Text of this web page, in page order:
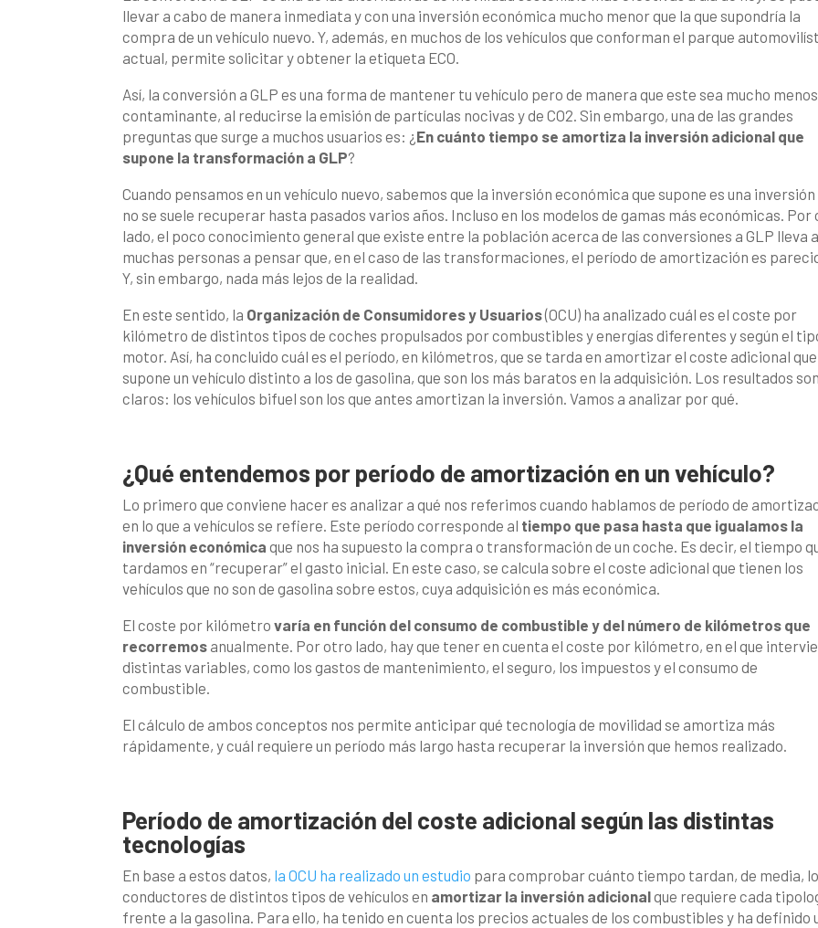
llevar a cabo de manera inmediata y con una inversión económica mucho menor que la que supondría la
compra de un vehículo nuevo. Y, además, en muchos de los vehículos que conforman el parque
actual, permite solicitar y obtener la etiqueta ECO.
Así, la conversión a GLP es una forma de mantener tu vehículo pero de manera que este sea mucho menos
contaminante, al reducirse la emisión de partículas nocivas y de CO2. Sin embargo, una de las grandes
preguntas que surge a muchos usuarios es: ¿ En cuánto tiempo se amortiza la inversión adicional que
supone la transformación a GLP?
Cuando pensamos en un vehículo nuevo, sabemos que la inversión económica que supone es una inversión
no se suele recuperar hasta pasados varios años. Incluso en los modelos de gamas más económicas. Por
lado, el poco conocimiento general que existe entre la población acerca de las conversiones a GLP lleva a
muchas personas a pensar que, en el caso de las transformaciones, el período de amortización es
Y, sin embargo, nada más lejos de la realidad.
En este sentido, la Organización de Consumidores y Usuarios(OCU) ha analizado cuál es el coste por
kilómetro de distintos tipos de coches propulsados por combustibles y energías diferentes y según el
motor. Así, ha concluido cuál es el período, en kilómetros, que se tarda en amortizar el coste adicional que
supone un vehículo distinto a los de gasolina, que son los más baratos en la adquisición. Los resultados son
claros: los vehículos bifuel son los que antes amortizan la inversión. Vamos a analizar por qué.
¿Qué entendemos por período de amortización en un vehículo?
Lo primero que conviene hacer es analizar a qué nos referimos cuando hablamos de período de
en lo que a vehículos se refiere. Este período corresponde al tiempo que pasa hasta que igualamos la
inversión económica que nos ha supuesto la compra o transformación de un coche. Es decir, el tiempo
tardamos en “recuperar” el gasto inicial. En este caso, se calcula sobre el coste adicional que tienen los
vehículos que no son de gasolina sobre estos, cuya adquisición es más económica.
El coste por kilómetrovaría en función del consumo de combustible y del número de kilómetros que
recorremos anualmente. Por otro lado, hay que tener en cuenta el coste por kilómetro, en el que
distintas variables, como los gastos de mantenimiento, el seguro, los impuestos y el consumo de
combustible.
El cálculo de ambos conceptos nos permite anticipar qué tecnología de movilidad se amortiza más
rápidamente, y cuál requiere un período más largo hasta recuperar la inversión que hemos realizado.
Período de amortización del coste adicional según las distintas
tecnologías
En base a estos datos, la OCU ha realizado un estudio para comprobar cuánto tiempo tardan, de media,
conductores de distintos tipos de vehículos en amortizar la inversión adicionalque requiere cada
frente a la gasolina. Para ello, ha tenido en cuenta los precios actuales de los combustibles y ha definido